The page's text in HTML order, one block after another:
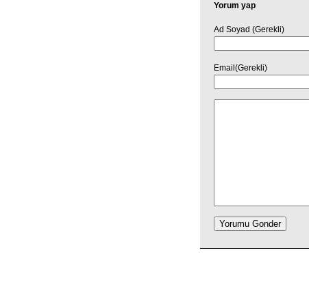
Yorum yap
Ad Soyad (Gerekli)
Email(Gerekli)